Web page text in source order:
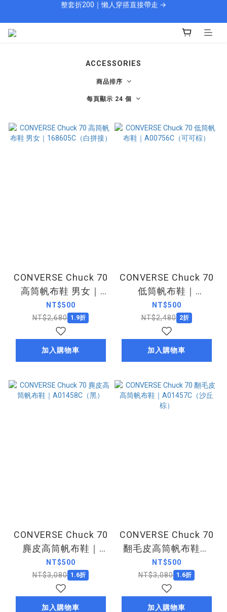
🎁 新會員填資料送 $100 購物金
ACCESSORIES
商品排序
每頁顯示 24 個
CONVERSE Chuck 70
高筒帆布鞋 男女｜
168605C（白拼接）
NT$500
NT$2,680 1.9折
加入購物車
CONVERSE Chuck 70
低筒帆布鞋｜
A00756C（可可棕）
NT$500
NT$2,480 2折
加入購物車
CONVERSE Chuck 70
麂皮高筒帆布鞋｜
A01458C（黑）
NT$500
NT$3,080 1.6折
加入購物車
CONVERSE Chuck 70
翻毛皮高筒帆布鞋｜
A01457C（沙丘棕）
NT$500
NT$3,080 1.6折
加入購物車